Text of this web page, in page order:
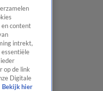
en content
intrekt,
op de link
Digitale
Bekijk hier